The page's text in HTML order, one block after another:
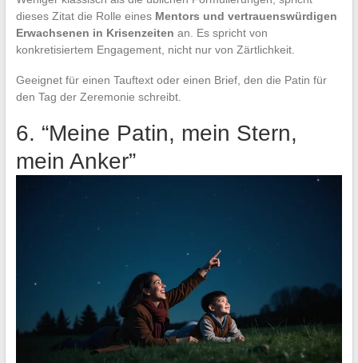
dieses Zitat die Rolle eines Mentors und vertrauenswürdigen
Erwachsenen in Krisenzeiten an. Es spricht von
konkretisiertem Engagement, nicht nur von Zärtlichkeit.
Geeignet für einen Tauftext oder einen Brief, den die Patin für
den Tag der Zeremonie schreibt.
6. “Meine Patin, mein Stern,
mein Anker”